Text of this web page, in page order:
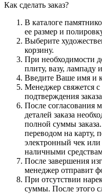
Как сделать заказ?
В каталоге
ее размер и
Выберите
корзину.
При необходимости
плиту, вазу, лампаду
Введите Ваше имя и
Менеджер свяжется
подтверждения
После согласования
деталей заказа
полной суммы
переводом на карту,
электронный чек
наличными
После завершения
менеджер отправит
При отсутствии
суммы. После этого